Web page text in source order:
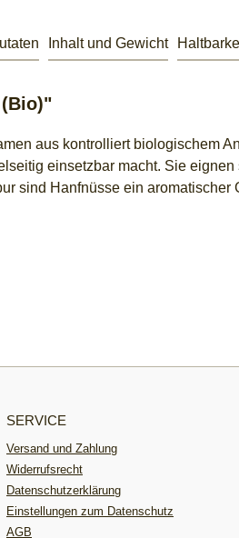
Inhalt und Gewicht
aus kontrolliert biologischem
einsetzbar macht. Sie
sind Hanfnüsse ein aromatischer
SERVICE
Versand und Zahlung
Widerrufsrecht
Datenschutzerklärung
Einstellungen zum Datenschutz
AGB